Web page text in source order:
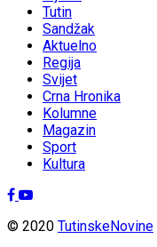
Tutin
Sandžak
Aktuelno
Regija
Svijet
Crna Hronika
Kolumne
Magazin
Sport
Kultura
© 2020 TutinskeNovine